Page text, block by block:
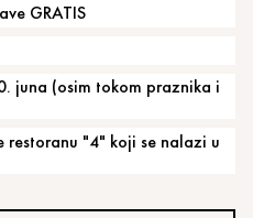
GRATIS
juna (osim tokom praznika i
restoranu "4" koji se nalazi u